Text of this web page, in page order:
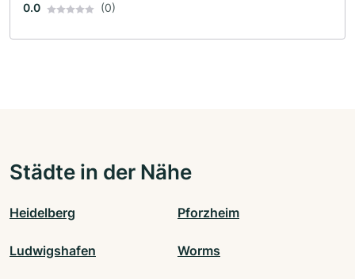
0.0 (0)
Städte in der Nähe
Heidelberg Pforzheim
Ludwigshafen Worms